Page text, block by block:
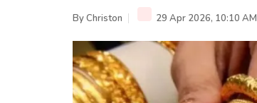
ByChriston 29 Apr 2026, 10:10 AM